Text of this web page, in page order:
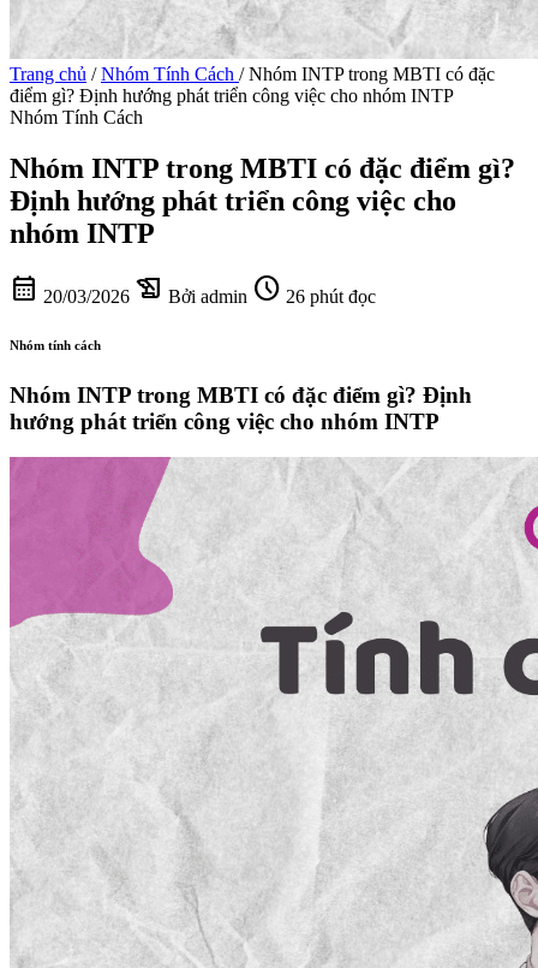
Trang chủ / Nhóm Tính Cách / Nhóm INTP trong MBTI có đặc
điểm gì? Định hướng phát triển công việc cho nhóm INTP
Nhóm Tính Cách
Nhóm INTP trong MBTI có đặc điểm gì?
Định hướng phát triển công việc cho
nhóm INTP
calendar_month 20/03/2026 history_edu Bởi admin schedule 26 phút đọc
Nhóm tính cách
Nhóm INTP trong MBTI có đặc điểm gì? Định
hướng phát triển công việc cho nhóm INTP